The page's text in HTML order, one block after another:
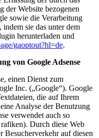
der Website bezogenen
sowie die Verarbeitung
sie das unter dem
herunterladen und
gaoptout?hl=de.
von Google Adsense
einen Dienst zum
Inc. („Google“). Google
die auf Ihrem
Analyse der Benutzung
verwendet auch so
Durch diese Web
Besucherverkehr auf diesen